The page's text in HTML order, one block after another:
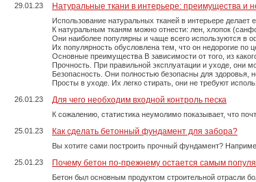
29.01.23
Натуральные ткани в интерьере: преимущества и
Использование натуральных тканей в интерьере
К натуральным тканям можно отнести: лен, хлопок
Они наиболее популярны и чаще всего используются в
Их популярность обусловлена тем, что он недорогие по
Основные преимущества В зависимости от того, из
Прочность. При правильной эксплуатации и уходе, они
Безопасность. Они полностью безопасны для
Просты в уходе. Их легко стирать, они не требуют
26.01.23
Для чего необходим входной контроль песка
К сожалению, статистика неумолимо показывает, что
25.01.23
Как сделать бетонный фундамент для забора?
Вы хотите сами построить прочный фундамент?
25.01.23
Почему бетон по-прежнему остается самым
Бетон был основным продуктом строительной отрасли